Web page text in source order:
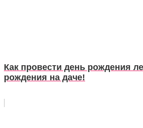
Как провести день рождения
рождения на даче!